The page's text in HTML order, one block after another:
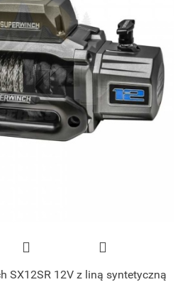
SX12SR 12V z liną syntetyczną